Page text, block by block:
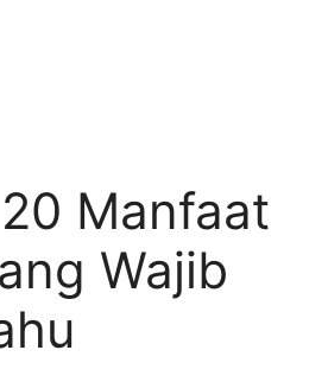
Manfaat
Wajib